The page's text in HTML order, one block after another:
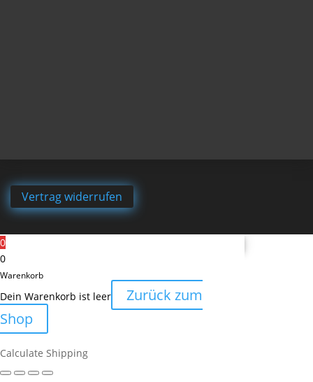
Vertrag widerrufen
0
0
Warenkorb
Dein Warenkorb ist leer
Zurück zum
Shop
Calculate Shipping